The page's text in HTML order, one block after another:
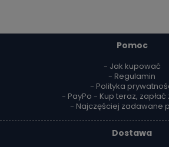
Pomoc
- Jak kupować
- Regulamin
- Polityka
- PayPo - Kup teraz, zapłać
- Najczęściej zadawane
Dostawa